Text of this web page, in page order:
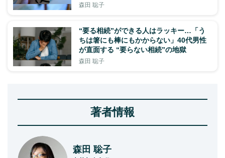
森田 聡子
“要る相続”ができる人はラッキー…「う
ちは箸にも棒にもかからない」40代男性
が直面する “要らない相続”の地獄
森田 聡子
著者情報
森田 聡子